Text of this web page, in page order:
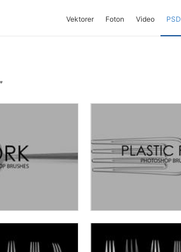
Vektorer Foton Video PSD